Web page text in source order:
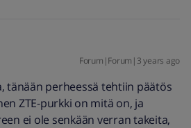
Forum|Forum|3 years ago
tänään perheessä tehtiin päätös
ZTE-purkki on mitä on, ja
ei ole senkään verran takeita,